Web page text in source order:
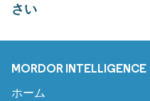
さい
MORDOR INTELLIGENCE
ホーム